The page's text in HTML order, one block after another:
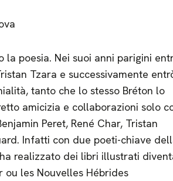
poesia. Nei suoi anni parigini
Tzara e successivamente
tanto che lo stesso Bréton lo
amicizia e collaborazioni solo
Peret, René Char, Tristan
Infatti con due poeti-chiave
realizzato dei libri illustrati
ou les Nouvelles Hébrides